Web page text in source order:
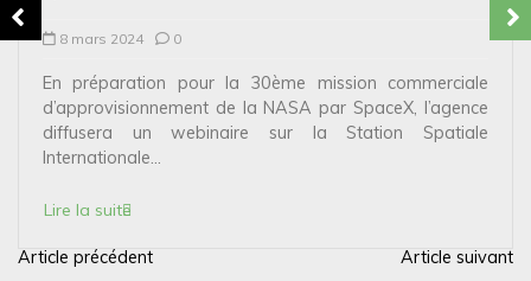
8 mars 2024 0
En préparation pour la 30ème mission commerciale
d’approvisionnement de la NASA par SpaceX, l’agence
diffusera un webinaire sur la Station Spatiale
Internationale...
Lire la suite
N
Article précédent Article suivant